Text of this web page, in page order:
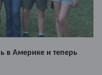
в Америке и теперь